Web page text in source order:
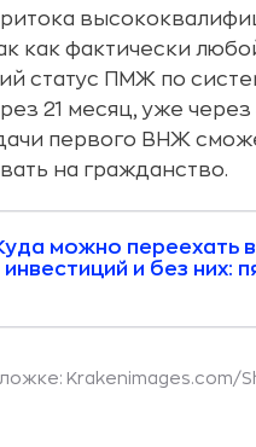
как фактически
статус ПМЖ по
21 месяц, уже
первого ВНЖ
на гражданство.
можно переехать
и без них:
Krakenimages.com/